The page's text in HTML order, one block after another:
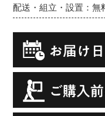
配送・組立・設置：無